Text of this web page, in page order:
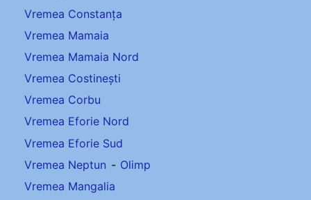
Vremea Constanța
Vremea Mamaia
Vremea Mamaia Nord
Vremea Costinești
Vremea Corbu
Vremea Eforie Nord
Vremea Eforie Sud
Vremea Neptun - Olimp
Vremea Mangalia